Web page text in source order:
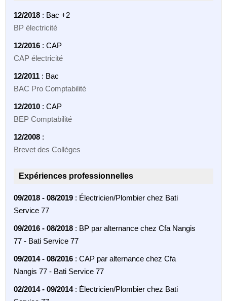
12/2018 : Bac +2
BP électricité
12/2016 : CAP
CAP électricité
12/2011 : Bac
BAC Pro Comptabilité
12/2010 : CAP
BEP Comptabilité
12/2008 :
Brevet des Collèges
Expériences professionnelles
09/2018 - 08/2019 : Électricien/Plombier chez Bati
Service 77
09/2016 - 08/2018 : BP par alternance chez Cfa Nangis
77 - Bati Service 77
09/2014 - 08/2016 : CAP par alternance chez Cfa
Nangis 77 - Bati Service 77
02/2014 - 09/2014: Électricien/Plombier chez Bati